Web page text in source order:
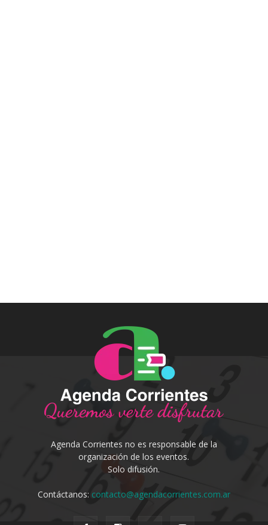
Agenda Corrientes no es responsable de la
organización de los eventos.
Solo difusión.
Contáctanos: contacto@agendacorrientes.com.ar